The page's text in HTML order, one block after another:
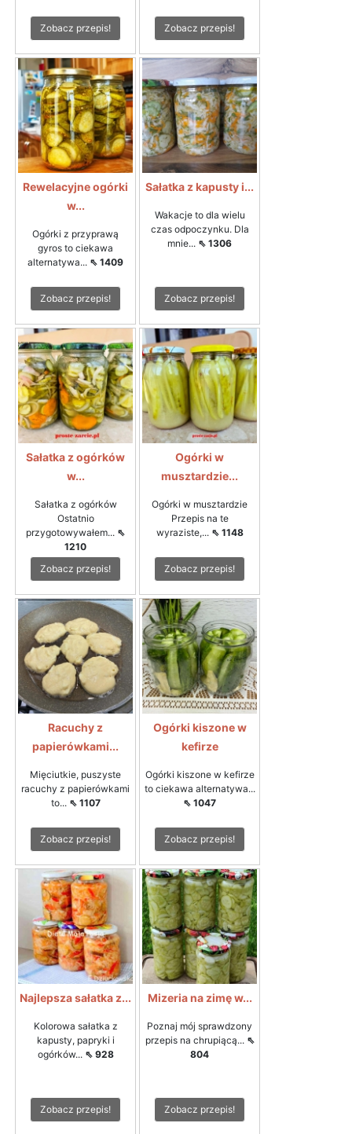
Zobacz przepis! Zobacz przepis!
Rewelacyjne ogórki
w...
Ogórki z przyprawą
gyros to ciekawa
alternatywa... ⇖ 1409
Zobacz przepis!
Sałatka z kapusty i...
Wakacje to dla wielu
czas odpoczynku. Dla
mnie... ⇖ 1306
Zobacz przepis!
Sałatka z ogórków
w...
Sałatka z ogórków
Ostatnio
przygotowywałem... ⇖
1210
Zobacz przepis!
Ogórki w
musztardzie...
Ogórki w musztardzie
Przepis na te
wyraziste,... ⇖ 1148
Zobacz przepis!
Racuchy z
papierówkami...
Mięciutkie, puszyste
racuchy z papierówkami
to... ⇖ 1107
Zobacz przepis!
Ogórki kiszone w
kefirze
Ogórki kiszone w kefirze
to ciekawa alternatywa...
⇖ 1047
Zobacz przepis!
Najlepsza sałatka z...
Kolorowa sałatka z
kapusty, papryki i
ogórków... ⇖ 928
Zobacz przepis!
Mizeria na zimę w...
Poznaj mój sprawdzony
przepis na chrupiącą... ⇖
804
Zobacz przepis!